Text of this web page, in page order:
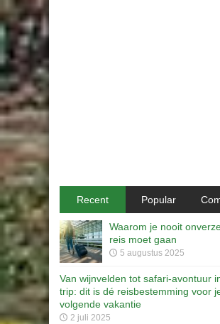
Recent Popular
Waarom je nooit
reis moet gaan
5 augustus 2025
Van wijnvelden tot safari-avontuur
trip: dit is dé reisbestemming voor
volgende vakantie
2 juli 2025